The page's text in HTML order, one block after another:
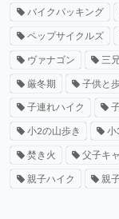
バイクパッキング
ペップサイクルズ
ヴァナゴン 三
厳冬期 子供と
子連れハイク
小2の山歩き 小
焚き火 父子キ
親子ハイク 親